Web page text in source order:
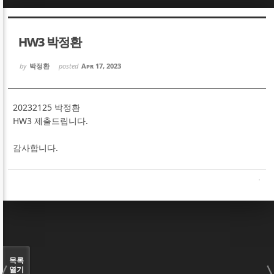
HW3 박정환
by 박정환 posted Apr 17, 2023
20232125 박정환
HW3 제출드립니다.
감사합니다.
목록
열기
Sketchbook5, 스케치북5
Sketchbook5, 스케치북5
Sketchbook5, 스케치북5
Sketchbook5, 스케치북5